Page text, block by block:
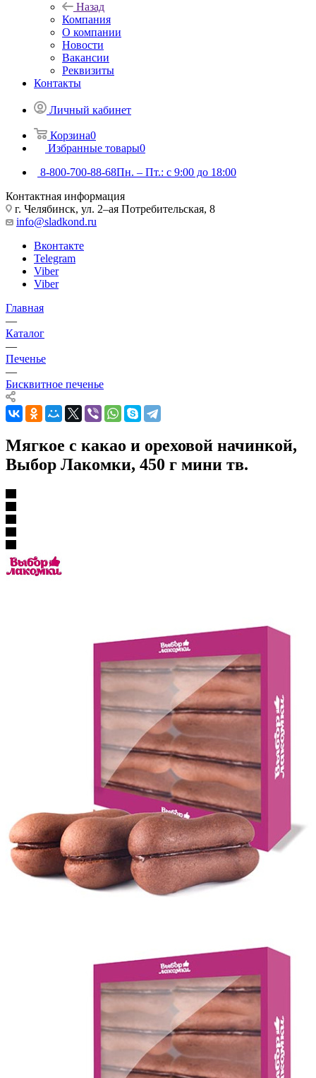
Назад
Компания
О компании
Новости
Вакансии
Реквизиты
Контакты
Личный кабинет
Корзина0
Избранные товары0
8-800-700-88-68Пн. – Пт.: с 9:00 до 18:00
Контактная информация
г. Челябинск, ул. 2–ая Потребительская, 8
info@sladkond.ru
Вконтакте
Telegram
Viber
Viber
Главная
—
Каталог
—
Печенье
—
Бисквитное печенье
Мягкое с какао и ореховой начинкой,
Выбор Лакомки, 450 г мини тв.